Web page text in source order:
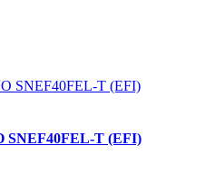
SNEF40FEL-T (EFI)